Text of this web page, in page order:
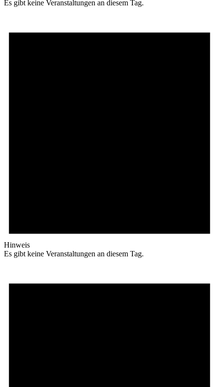
Es gibt keine Veranstaltungen an diesem Tag.
Hinweis
Es gibt keine Veranstaltungen an diesem Tag.